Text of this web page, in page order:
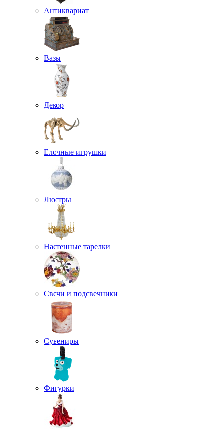
Антиквариат
Вазы
Декор
Елочные игрушки
Люстры
Настенные тарелки
Свечи и подсвечники
Сувениры
Фигурки